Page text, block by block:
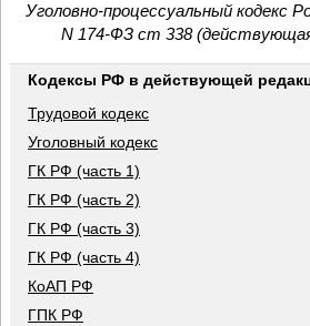
Уголовно-процессуальный кодекс
N 174-ФЗ ст 338
Кодексы РФ в действующей
Трудовой кодекс
Уголовный кодекс
ГК РФ (часть 1)
ГК РФ (часть 2)
ГК РФ (часть 3)
ГК РФ (часть 4)
КоАП РФ
ГПК РФ